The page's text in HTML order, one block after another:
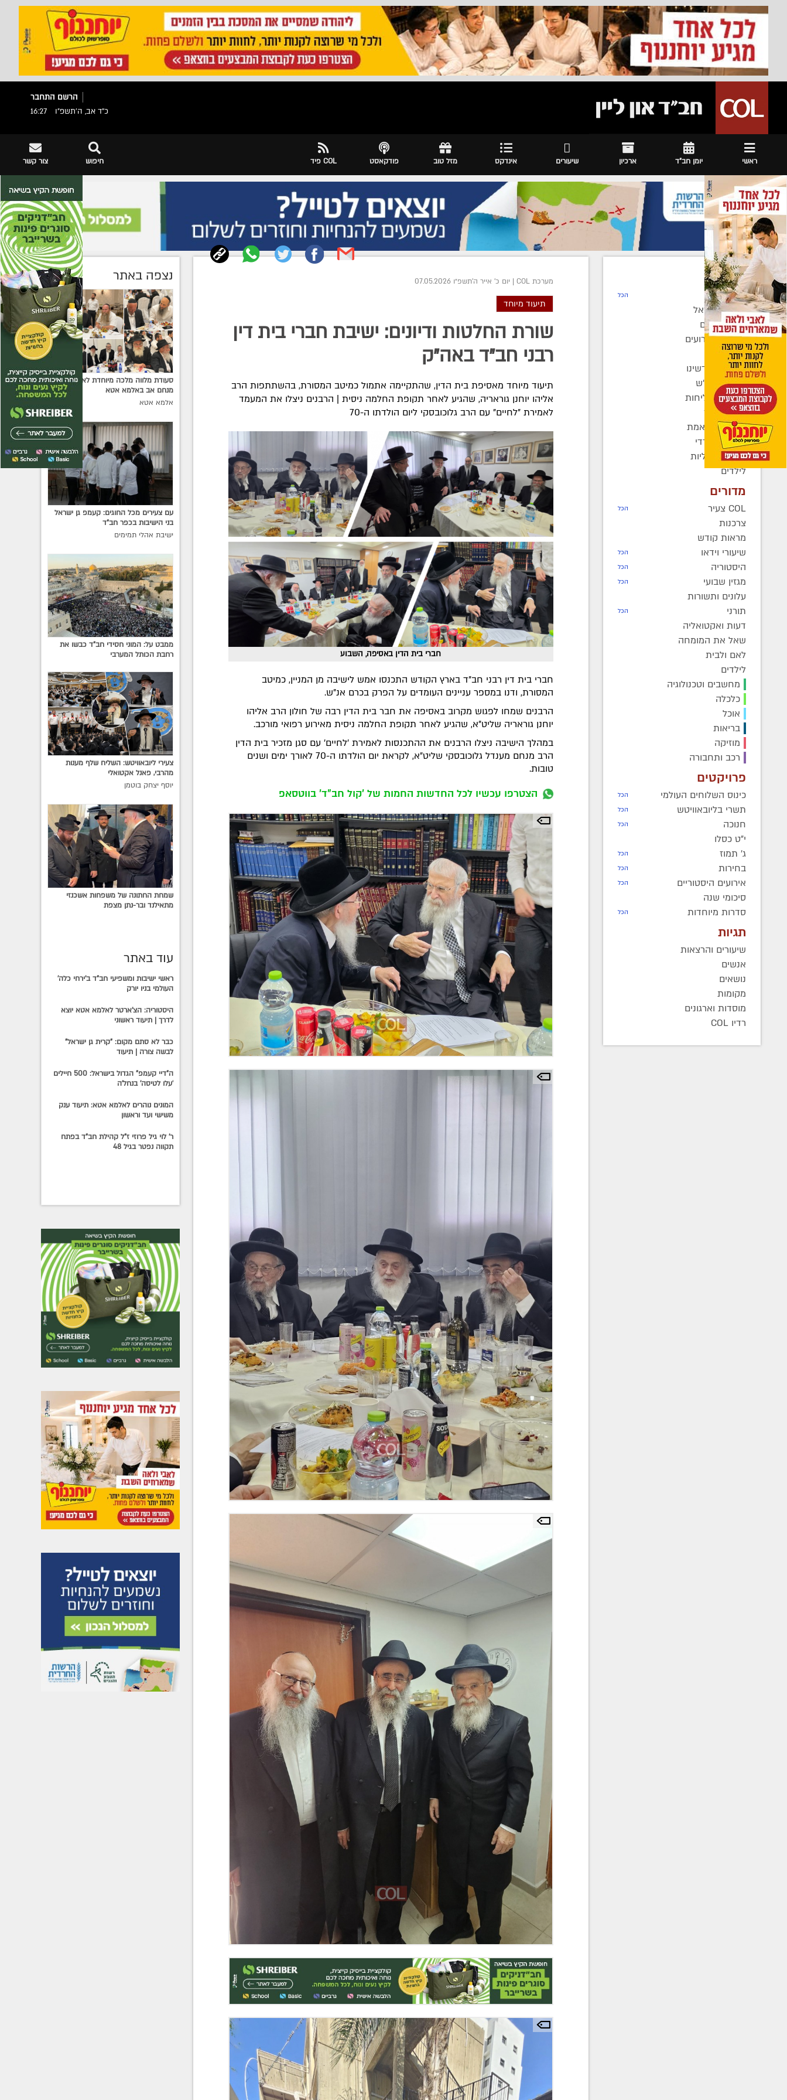
הרשם התחבר
כ"ד אב, ה׳תשפ״ו
16:27
ראשי יומן חב"ד ארכיון שיעורים אינדקס מזל טוב פודקאסט COL פיד צור קשר חיפוש
חדשות
רדיו COL הכל
חב"ד בישראל
חב"ד בעולם
כינוסים ואירועים
קהילות
בחצרות קדשינו
שמחות אנ"ש
יוצאים לשליחות
נשות חב"ד
ברוך דיין האמת
בעולם החרדי
חדשות כלליות
לילדים
מדורים
COL צעיר הכל
צרכנות
מראות קודש
שיעורי וידאו
הכל
היסטוריה הכל
מגזין שבועי הכל
עלונים ותשורות
תורני
הכל
דעות ואקטואליה
שאל את המומחה
לאם ולבית
לילדים
מחשבים וטכנולוגיה
כלכלה
אוכל
בריאות
מוזיקה
רכב ותחבורה
פרויקטים
כינוס השלוחים העולמי הכל
תשרי בליובאוויטש הכל
חנוכה הכל
י"ט כסלו
ג' תמוז
הכל
בחירות הכל
אירועים היסטוריים הכל
סיכומי שנה
סדרות מיוחדות
הכל
תגיות
שיעורים והרצאות
אנשים
נושאים
מקומות
מוסדות וארגונים
רדיו COL
מערכת COL | יום כ' אייר ה׳תשפ״ו 07.05.2026
תיעוד מיוחד
שורת החלטות ודיונים: ישיבת חברי בית דין
רבני חב"ד באה"ק
תיעוד מיוחד מאסיפת בית הדין, שהתקיימה אתמול כמיטב המסורת, בהשתתפות הרב
אליהו יוחנן גוראריה, שהגיע לאחר תקופת החלמה ניסית | הרבנים ניצלו את המעמד
לאמירת "לחיים" עם הרב גלוכובסקי ליום הולדתו ה-70
חברי בית הדין באסיפה, השבוע
חברי בית דין רבני חב"ד בארץ הקודש התכנסו אמש לישיבה מן המניין, כמיטב
המסורת, ודנו במספר עניינים העומדים על הפרק בכרם אנ"ש.
הרבנים שמחו לפגוש מקרוב באסיפה את חבר בית הדין רבה של חולון הרב אליהו
יוחנן גוראריה שליט"א, שהגיע לאחר תקופת החלמה ניסית מאירוע רפואי מורכב.
במהלך הישיבה ניצלו הרבנים את ההתכנסות לאמירת 'לחיים' עם סגן מזכיר בית הדין
הרב מנחם מענדל גלוכובסקי שליט"א, לקראת יום הולדתו ה-70 לאורך ימים ושנים
טובות.
הצטרפו עכשיו לכל החדשות החמות של 'קול חב"ד' בווטסאפ
נצפה באתר
סעודת מלווה מלכה מיוחדת לאורחי כ"ף
מנחם אב באלמא אטא
אלמא אטא
עם צעירים מכל החוגים: קעמפ גן ישראל
בני הישיבות בכפר חב"ד
ישיבת אהלי תמימים
ממבט על: המוני חסידי חב"ד כבשו את
רחבת הכותל המערבי
צעירי ליובאוויטש: השליח שלף מענות
מהרבי, פאנל אקטואלי
יוסף יצחק בוטמן
שמחת החתונה של משפחות אשכנזי
מתאילנד ובר-נתן מצפת
עוד באתר
ראשי ישיבות ומשפיעי חב"ד ב'ירחי כלה'
העולמי בניו יורק
היסטוריה: הצ'ארטר לאלמא אטא יוצא
לדרך | תיעוד ראשוני
כבר לא סתם מקום: "קרית גן ישראל"
לבשה צורה | תיעוד
ה"דיי קעמפ" הגדול בישראל: 500 חיילים
'עלו לטיסה' בנחל'ה
המונים נוהרים לאלמא אטא: תיעוד ענק
משישי ועד וראשון
ר' לוי גיל פרוזי ז"ל קהילת חב"ד בפתח
תקווה נפטר בגיל 48